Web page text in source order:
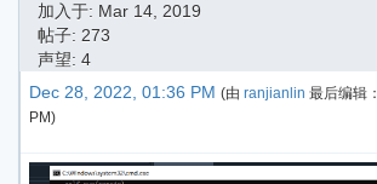
加入于: Mar 14, 2019
帖子: 273
声望: 4
Dec 28, 2022, 01:36 PM (由 ranjianlin 最后编辑：
PM)